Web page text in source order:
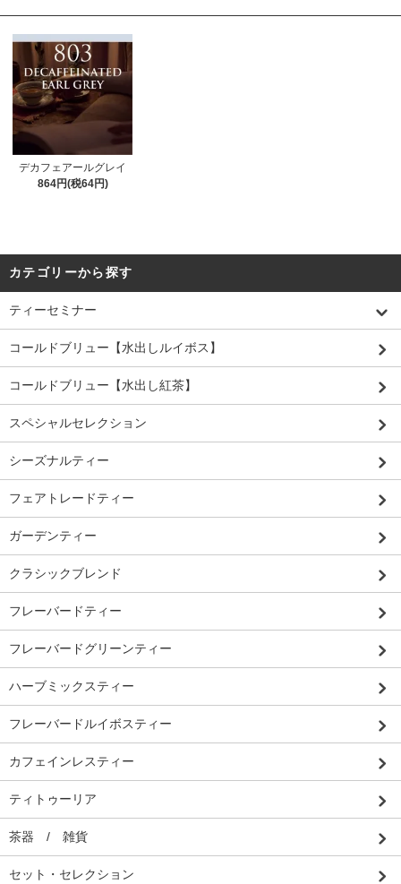
デカフェアールグレイ
864円(税64円)
カテゴリーから探す
ティーセミナー
コールドブリュー【水出しルイボス】
コールドブリュー【水出し紅茶】
スペシャルセレクション
シーズナルティー
フェアトレードティー
ガーデンティー
クラシックブレンド
フレーバードティー
フレーバードグリーンティー
ハーブミックスティー
フレーバードルイボスティー
カフェインレスティー
ティトゥーリア
茶器 / 雑貨
セット・セレクション